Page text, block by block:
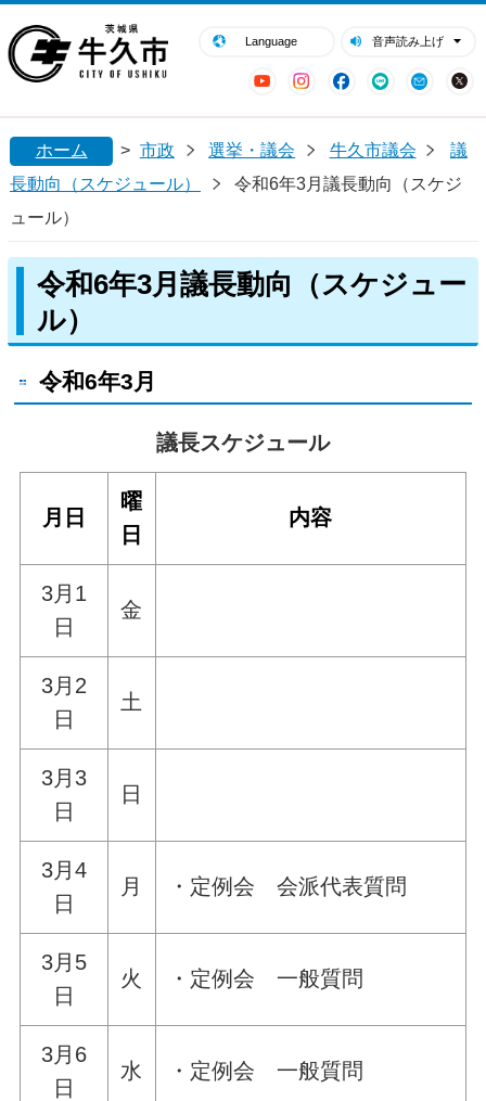
Language 音声読み上げ
YouTubeInstagram
Facebook
LINE Mail
閉じる
ホーム > 市政 選挙・議会 牛久市議会
議
長動向（スケジュール）
令和6年3月議長動向（スケジ
ュール）
令和6年3月議長動向（スケジュー
ル）
令和6年3月
議長スケジュール
月日
曜
日
内容
3月1
日
金
3月2
日
土
3月3
日
日
3月4
日
月 ・定例会 会派代表質問
3月5
日
火 ・定例会 一般質問
3月6
日
水 ・定例会 一般質問